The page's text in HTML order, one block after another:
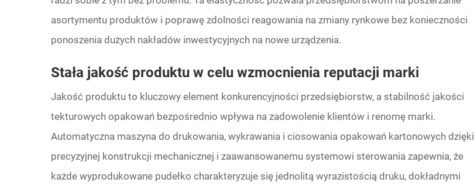
asortymentu produktów i poprawę zdolności reagowania na zmiany rynkowe bez konieczności
ponoszenia dużych nakładów inwestycyjnych na nowe urządzenia.
Stała jakość produktu w celu wzmocnienia reputacji marki
Jakość produktu to kluczowy element konkurencyjności przedsiębiorstw, a stabilność jakości
tekturowych opakowań bezpośrednio wpływa na zadowolenie klientów i renomę marki.
Automatyczna maszyna do drukowania, wykrawania i ciosowania opakowań kartonowych dzięki
precyzyjnej konstrukcji mechanicznej i zaawansowanemu systemowi sterowania zapewnia, że
każde wyprodukowane pudełko charakteryzuje się jednolitą wyrazistością druku, dokładnymi